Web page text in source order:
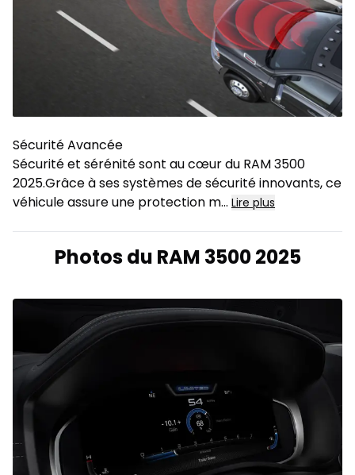
Sécurité Avancée
Sécurité et sérénité sont au cœur du RAM 3500
2025.Grâce à ses systèmes de sécurité innovants, ce
véhicule assure une protection m... Lire plus
Photos du RAM 3500 2025